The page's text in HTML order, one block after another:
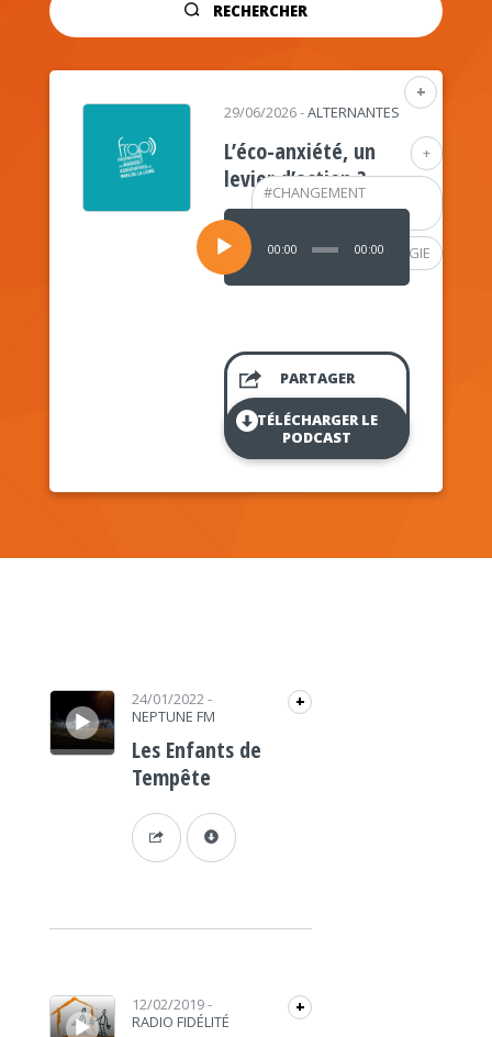
RECHERCHER
+
+
#CHANGEMENT
CLIMATIQUE
#PSYCHOLOGIE
29/06/2026-ALTERNANTES
L’éco-anxiété, un
levier d’action ?
Lecteur
audio
00:00 00:00
PARTAGER
TÉLÉCHARGER LE
PODCAST
Lecteur audio 24/01/2022-
NEPTUNE FM
+
Les Enfants de
Tempête
Lecteur audio 12/02/2019-
RADIO FIDÉLITÉ
+